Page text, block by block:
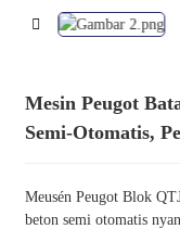
Mesin Peugot
Semi-Otomatis,
Meusén Peugot Blok
beton semi otomatis